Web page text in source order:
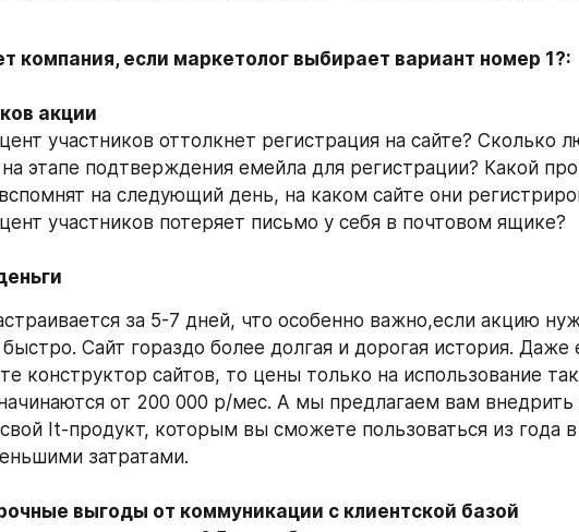
компания, если маркетолог выбирает вариант номер 1?:
участников оттолкнет регистрация на сайте? Сколько
на этапе подтверждения емейла для регистрации? Какой
на следующий день, на каком сайте они
участников потеряет письмо у себя в почтовом ящике?
за 5-7 дней, что особенно важно,если акцию
быстро. Сайт гораздо более долгая и дорогая история. Даже
конструктор сайтов, то цены только на использование
от 200 000 р/мес. А мы предлагаем вам внедрить
It-продукт, которым вы сможете пользоваться из года в
затратами.